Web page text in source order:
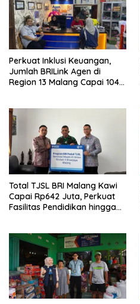
Perkuat Inklusi Keuangan,
Jumlah BRILink Agen di
Region 13 Malang Capai 104
Total TJSL BRI Malang Kawi
Capai Rp642 Juta, Perkuat
Fasilitas Pendidikan hingga